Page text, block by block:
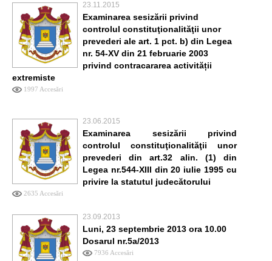
23.11.2015
Examinarea sesizării privind
controlul constituţionalităţii unor
prevederi ale art. 1 pct. b) din Legea
nr. 54-XV din 21 februarie 2003
privind contracararea activității
extremiste
1997 Accesări
23.06.2015
Examinarea sesizării privind
controlul constituţionalităţii unor
prevederi din art.32 alin. (1) din
Legea nr.544-XIII din 20 iulie 1995 cu
privire la statutul judecătorului
2635 Accesări
23.09.2013
Luni, 23 septembrie 2013 ora 10.00
Dosarul nr.5a/2013
7936 Accesări